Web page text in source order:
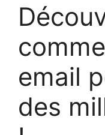
email
des